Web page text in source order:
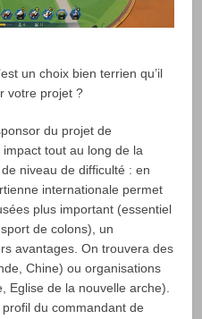
un choix bien terrien qu’il
votre projet ?
du projet de
tout au long de la
niveau de difficulté : en
internationale permet
plus important (essentiel
de colons), un
avantages. On trouvera des
Chine) ou organisations
Eglise de la nouvelle arche).
du commandant de